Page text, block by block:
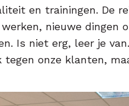
en trainingen. De
nieuwe dingen
Is niet erg, leer je
tegen onze klanten,